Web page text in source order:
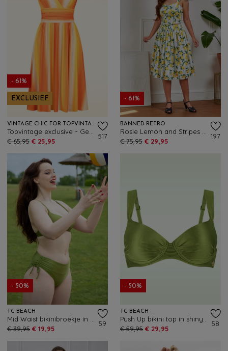
- 61%
EXCLUSIEF
VINTAGE CHIC FOR TOPVINTAGE
€ 65,95 € 25,95
517
- 61%
BANNED RETRO
€ 75,95 € 29,95
197
- 50%
TC BEACH
€ 39,95 € 19,95
59
- 50%
TC BEACH
€ 59,95 € 29,95
58